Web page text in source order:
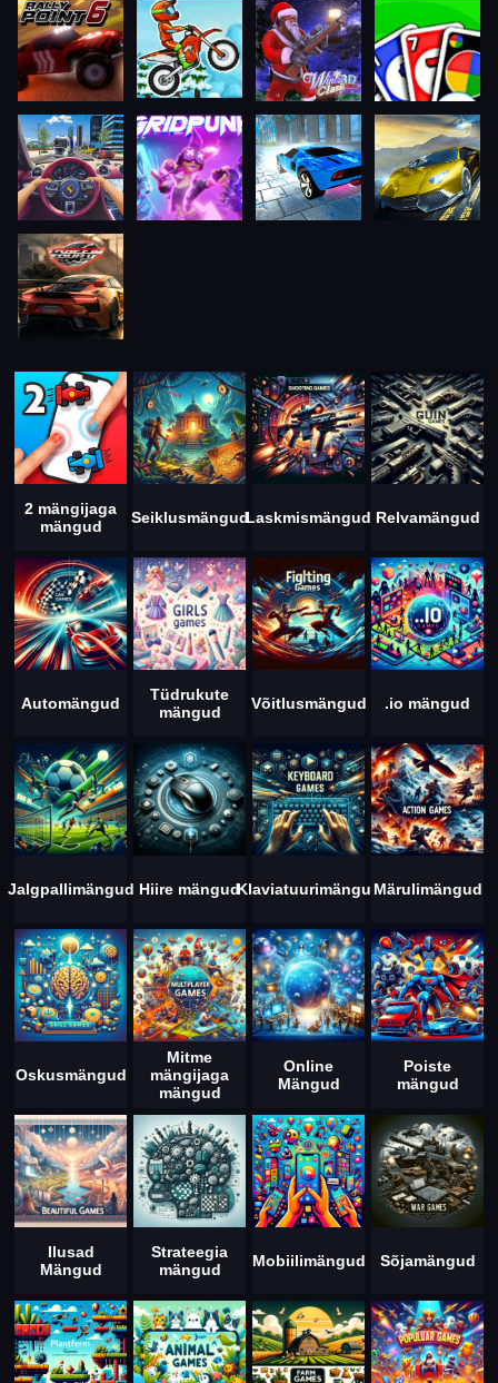
2 mängijaga
mängud
SeiklusmängudLaskmismängud Relvamängud
Automängud
Tüdrukute
mängud
Võitlusmängud .io mängud
Jalgpallimängud Hiire mängudKlaviatuurimängudMärulimängud
Oskusmängud
Mitme
mängijaga
mängud
Online
Mängud
Poiste
mängud
Ilusad
Mängud
Strateegia
mängud
Mobiilimängud Sõjamängud